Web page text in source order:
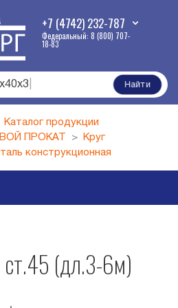
+7 (4742) 232-787
Федеральный: 8 (800) 707-
18-83
Найти
Каталог продукции
ПРОКАТ
Круг
конструкционная
(дл.3-6м)